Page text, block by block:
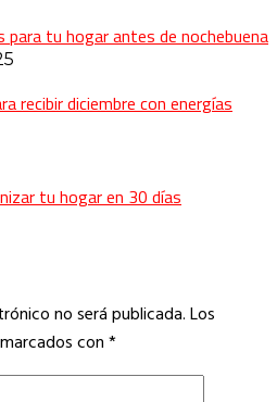
para tu hogar antes de nochebuena
recibir diciembre con energías
tu hogar en 30 días
no será publicada.Los
con*